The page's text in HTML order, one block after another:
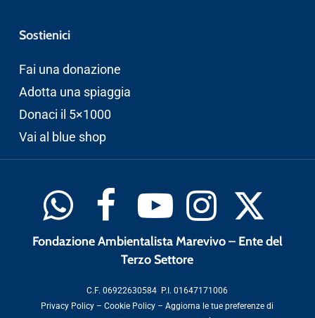
Sostienici
Fai una donazione
Adotta una spiaggia
Donaci il 5×1000
Vai al blue shop
Fondazione Ambientalista Marevivo – Ente del
Terzo Settore
C.F. 06922630584 P.I. 01647171006
Privacy Policy –Cookie Policy –Aggiorna le tue preferenze di